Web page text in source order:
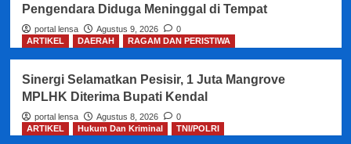
Pengendara Diduga Meninggal di Tempat
portal lensa Agustus 9, 2026
0
ARTIKEL
DAERAH RAGAM DAN PERISTIWA
Sinergi Selamatkan Pesisir, 1 Juta Mangrove
MPLHK Diterima Bupati Kendal
portal lensa Agustus 8, 2026
0
ARTIKEL
Hukum Dan Kriminal TNI/POLRI